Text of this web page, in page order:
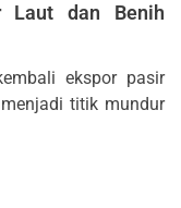
Laut dan Benih
ekspor pasir
titik mundur